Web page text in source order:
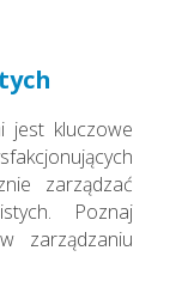
jest kluczowe
zarządzać
Poznaj
zarządzaniu